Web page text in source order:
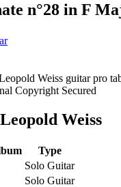
n°28 in F
Copyright Secured
Weiss
Type
Solo Guitar
Solo Guitar